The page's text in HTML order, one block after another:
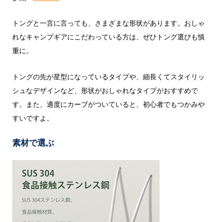
トングと一言に言っても、さまざまな形状があります。おしゃ
れなキャンプギアにこだわっている方は、ぜひトング選びも慎
重に。
トングの先が星型になっているタイプや、細長くてスタイリッ
シュなデザインなど、形状がおしゃれなタイプがおすすめで
す。また、適度にカーブがついていると、初心者でもつかみや
すいですよ。
素材で選ぶ